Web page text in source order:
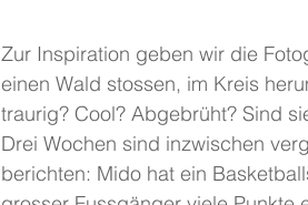
Zur Inspiration geben wir die
einen Wald stossen, im Kreis
traurig? Cool? Abgebrüht? Sind
Drei Wochen sind inzwischen
berichten: Mido hat ein